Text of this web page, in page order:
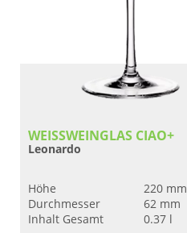
WEISSWEINGLAS CIAO+
Leonardo
Höhe
220 mm
Durchmesser
62 mm
Inhalt Gesamt
0.37 l